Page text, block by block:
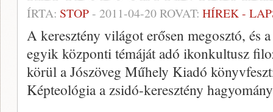
ÍRTA: STOP- 2011-04-20ROVAT: HÍREK -
A keresztény világot erősen megosztó, és
egyik központi témáját adó ikonkultusz
körül a Jószöveg Műhely Kiadó
Képteológia a zsidó-keresztény